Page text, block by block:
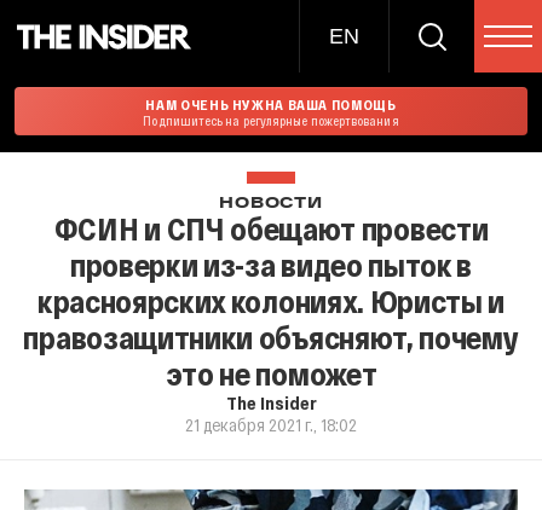
EN
НАМ ОЧЕНЬ НУЖНА ВАША ПОМОЩЬ
Подпишитесь на регулярные пожертвования
НОВОСТИ
ФСИН и СПЧ обещают провести
проверки из-за видео пыток в
красноярских колониях. Юристы и
правозащитники объясняют, почему
это не поможет
The Insider
21 декабря 2021 г., 18:02